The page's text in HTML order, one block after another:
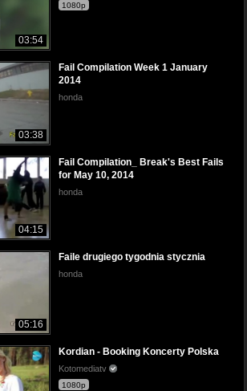
03:54
1080p
03:38
Fail Compilation Week 1 January
2014
honda
04:15
Fail Compilation_ Break's Best Fails
for May 10, 2014
honda
05:16
Faile drugiego tygodnia stycznia
honda
Kordian - Booking Koncerty Polska
Kotomediatv
1080p